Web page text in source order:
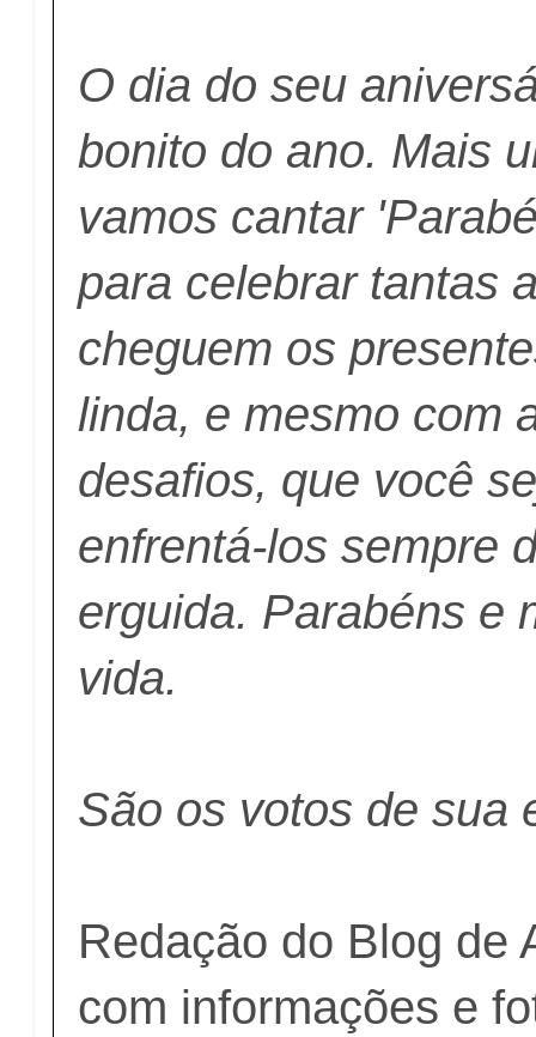
O dia do seu
bonito do ano. Mais
vamos cantar
para celebrar tantas
cheguem os
linda, e mesmo com
desafios, que você
enfrentá-los sempre
erguida. Parabéns e
vida.
São os votos de sua
Redação do Blog de
com informações e